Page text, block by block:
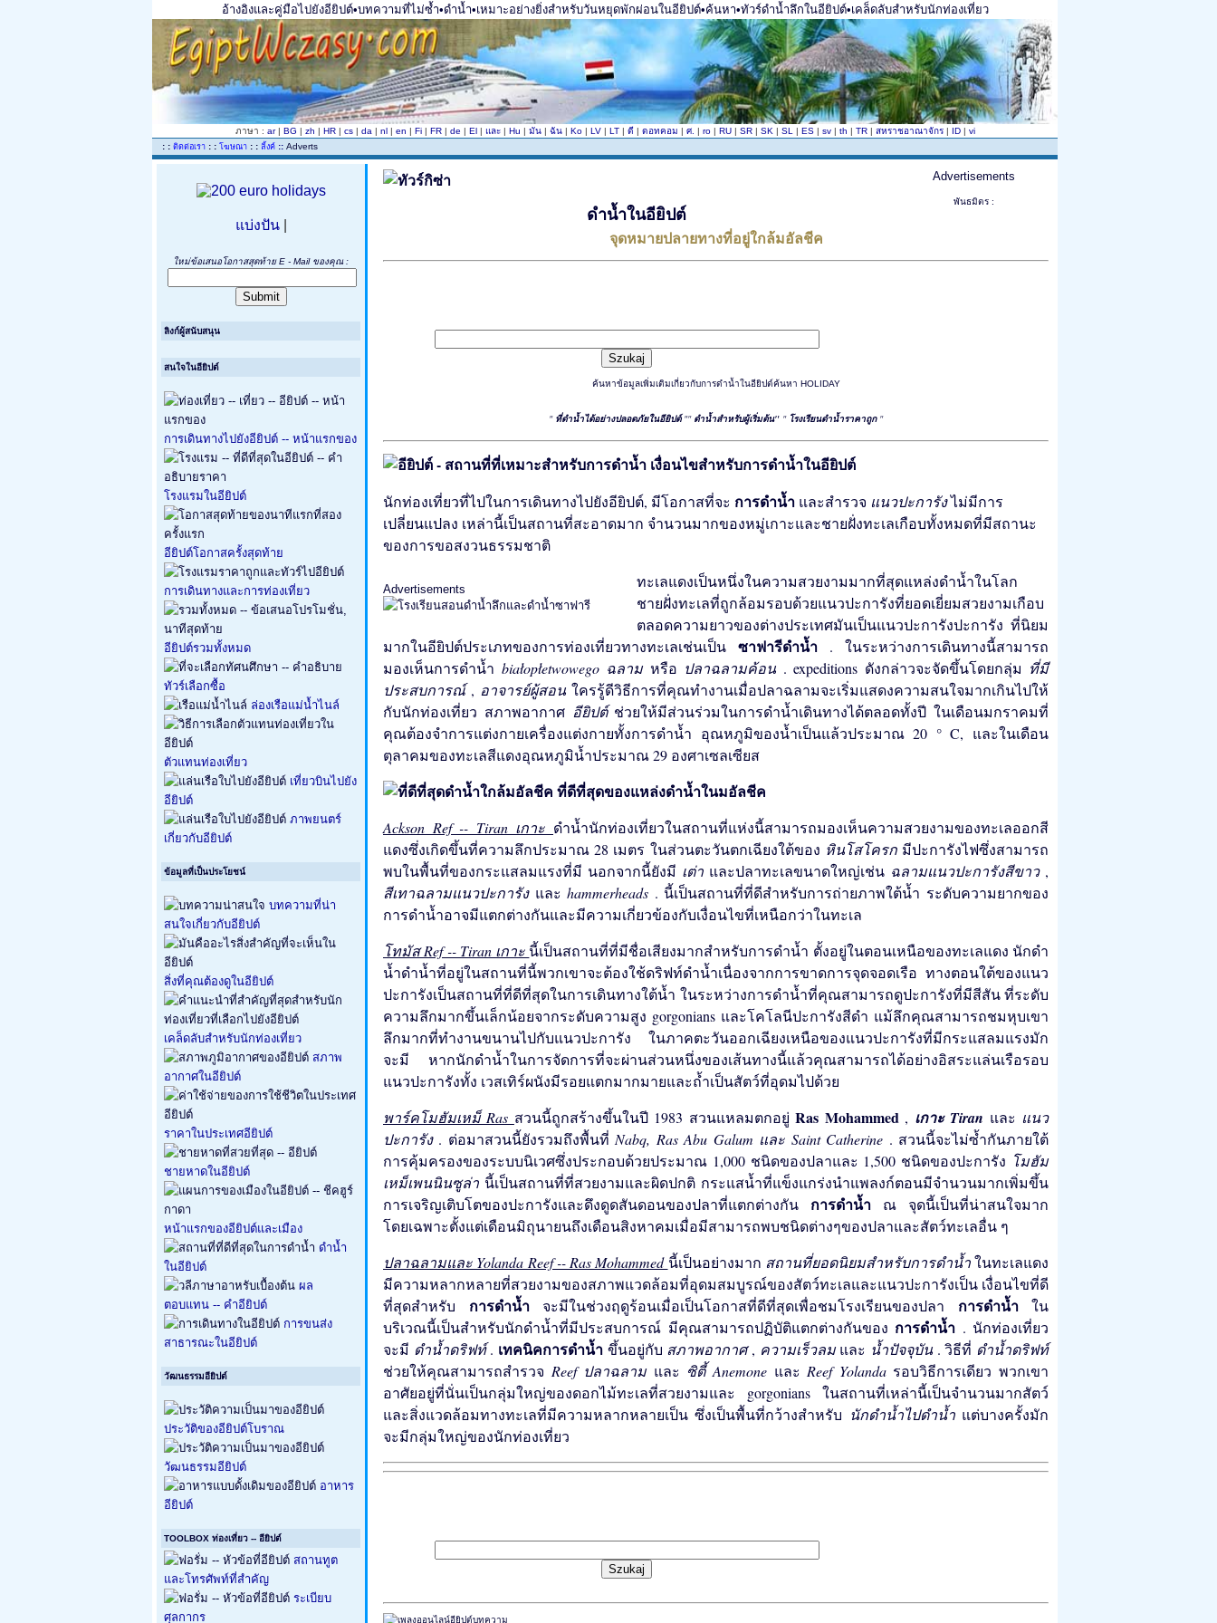
อ้างอิงและคู่มือไปยังอียิปต์•บทความที่ไม่ซ้ำ•ดำน้ำ•เหมาะอย่างยิ่งสำหรับวันหยุดพักผ่อนในอียิปต์•ค้นหา•ทัวร์ดำน้ำลึกในอียิปต์•เคล็ดลับสำหรับนักท่องเที่ยว
ภาษา : ar | BG | zh | HR | cs | da | nl | en | Fi | FR | de | El | และ | Hu | มัน | ฉัน | Ko | LV | LT | ดี | ดอทคอม | ศ. | ro | RU | SR | SK | SL | ES | sv | th | TR | สหราชอาณาจักร | ID | vi
: : ติดต่อเรา : : โฆษณา : : ลิ้งค์ :: Adverts
แบ่งปัน
ใหม่ข้อเสนอโอกาสสุดท้าย E - Mail ของคุณ :
ลิงก์ผู้สนับสนุน
สนใจในอียิปต์
การเดินทางไปยังอียิปต์ -- หน้าแรกของ
โรงแรมในอียิปต์
อียิปต์โอกาสครั้งสุดท้าย
การเดินทางและการท่องเที่ยว
อียิปต์รวมทั้งหมด
ทัวร์เลือกซื้อ
ล่องเรือแม่น้ำไนล์
ตัวแทนท่องเที่ยว
เที่ยวบินไปยัง
อียิปต์
ภาพยนตร์
เกี่ยวกับอียิปต์
ข้อมูลที่เป็นประโยชน์
บทความที่น่า
สนใจเกี่ยวกับอียิปต์
สิ่งที่คุณต้องดูในอียิปต์
เคล็ดลับสำหรับนักท่องเที่ยว
สภาพ
อากาศในอียิปต์
ราคาในประเทศอียิปต์
ชายหาดในอียิปต์
หน้าแรกของอียิปต์และเมือง
ดำน้ำ
ในอียิปต์
ผล
ตอบแทน -- คำอียิปต์
การขนส่ง
สาธารณะในอียิปต์
วัฒนธรรมอียิปต์
ประวัติของอียิปต์โบราณ
วัฒนธรรมอียิปต์
อาหาร
อียิปต์
TOOLBOX ท่องเที่ยว -- อียิปต์
สถานทูต
และโทรศัพท์ที่สำคัญ
ระเบียบ
ศุลกากร
Advertisements
พันธมิตร :
ดำน้ำในอียิปต์
จุดหมายปลายทางที่อยู่ใกล้มอัลชีค
ค้นหาข้อมูลเพิ่มเติมเกี่ยวกับการดำน้ำในอียิปต์ค้นหา HOLIDAY
" ที่ดำน้ำได้อย่างปลอดภัยในอียิปต์"" ดำน้ำสำหรับผู้เริ่มต้น" " โรงเรียนดำน้ำราคาถูก "
เงื่อนไขสำหรับการดำน้ำในอียิปต์
นักท่องเที่ยวที่ไ​​ปในการเดินทางไปยังอียิปต์, มีโอกาสที่จะ การดำน้ำ และสำรวจ แนวปะการังไม่มีการ
เปลี่ยนแปลง เหล่านี้เป็นสถานที่สะอาดมาก จำนวนมากของหมู่เกาะและชายฝั่งทะเลเกือบทั้งหมดที่มีสถานะ
ของการขอสงวนธรรมชาติ
Advertisements
ทะเลแดงเป็นหนึ่งในความสวยงามมากที่สุดแหล่งดำน้ำในโลก
ชายฝั่งทะเลที่ถูกล้อมรอบด้วยแนวปะการังที่ยอดเยี่ยมสวยงามเกือบ
ตลอดความยาวของต่างประเทศมันเป็นแนวปะการังปะการัง ที่นิยม
มากในอียิปต์ประเภทของการท่องเที่ยวทางทะเลเช่นเป็น ซาฟารีดำน้ำ . ในระหว่างการเดินทางนี้สามารถ
มองเห็นการดำน้ำ białopłetwowego ฉลาม หรือ ปลาฉลามค้อน . expeditions ดังกล่าวจะจัดขึ้นโดยกลุ่ม ที่มี
ประสบการณ์, อาจารย์ผู้สอน ใครรู้ดีวิธีการที่คุณทำงานเมื่อปลาฉลามจะเริ่มแสดงความสนใจมากเกินไปให้
กับนักท่องเที่ยว สภาพอากาศ อียิปต์ ช่วยให้มีส่วนร่วมในการดำน้ำเดินทางได้ตลอดทั้งปี ในเดือนมกราคมที่
คุณต้องจำการแต่งกายเครื่องแต่งกายทั้งการดำน้ำ อุณหภูมิของน้ำเป็นแล้วประมาณ 20 ° C, และในเดือน
ตุลาคมของทะเลสีแดงอุณหภูมิน้ำประมาณ 29 องศาเซลเซียส
ที่ดีที่สุดของแหล่งดำน้ำในมอัลชีค
Ackson Ref -- Tiran เกาะ ดำน้ำนักท่องเที่ยวในสถานที่แห่งนี้สามารถมองเห็นความสวยงามของทะเลออกสี
แดงซึ่งเกิดขึ้นที่ความลึกประมาณ 28 เมตร ในส่วนตะวันตกเฉียงใต้ของ หินโสโครก มีปะการังไฟซึ่งสามารถ
พบในพื้นที่ของกระแสลมแรงที่มี นอกจากนี้ยังมี เต่า และปลาทะเลขนาดใหญ่เช่น ฉลามแนวปะการังสีขาว ,
สีเทาฉลามแนวปะการัง และhammerheads . นี้เป็นสถานที่ที่ดีสำหรับการถ่ายภาพใต้น้ำ ระดับความยากของ
การดำน้ำอาจมีแตกต่างกันและมีความเกี่ยวข้องกับเงื่อนไขที่เหนือกว่าในทะเล
โทมัส Ref -- Tiran เกาะ นี้เป็นสถานที่ที่มีชื่อเสียงมากสำหรับการดำน้ำ ตั้งอยู่ในตอนเหนือของทะเลแดง นักดำ
น้ำดำน้ำที่อยู่ในสถานที่นี้พวกเขาจะต้องใช้ดริฟท์ดำน้ำเนื่องจากการขาดการจุดจอดเรือ ทางตอนใต้ของแนว
ปะการังเป็นสถานที่ที่ดีที่สุดในการเดินทางใต้น้ำ ในระหว่างการดำน้ำที่คุณสามารถดูปะการังที่มีสีสัน ที่ระดับ
ความลึกมากขึ้นเล็กน้อยจากระดับความสูง gorgonians และโคโลนีปะการังสีดำ แม้ลึกคุณสามารถชมหุบเขา
ลึกมากที่ทำงานขนานไปกับแนวปะการัง ในภาคตะวันออกเฉียงเหนือของแนวปะการังที่มีกระแสลมแรงมัก
จะมี หากนักดำน้ำในการจัดการที่จะผ่านส่วนหนึ่งของเส้นทางนี้แล้วคุณสามารถได้อย่างอิสระแล่นเรือรอบ
แนวปะการังทั้ง เวสเทิร์ผนังมีรอยแตกมากมายและถ้ำเป็นสัตว์ที่อุดมไปด้วย
พาร์คโมฮัมเหม็ Ras สวนนี้ถูกสร้างขึ้นในปี 1983 สวนแหลมตกอยู่Ras Mohammed , เกาะ Tiran และ แนว
ปะการัง . ต่อมาสวนนี้ยังรวมถึงพื้นที่Nabq, Ras Abu Galum และ Saint Catherine . สวนนี้จะไม่ซ้ำกันภายใต้
การคุ้มครองของระบบนิเวศซึ่งประกอบด้วยประมาณ 1,000 ชนิดของปลาและ 1,500 ชนิดของปะการัง โมฮัม
เหม็เพนนินซูล่า นี้เป็นสถานที่ที่สวยงามและผิดปกติ กระแสน้ำที่แข็งแกร่งนำแพลงก์ตอนมีจำนวนมากเพิ่มขึ้น
การเจริญเติบโตของปะการังและดึงดูดสันดอนของปลาที่แตกต่างกัน การดำน้ำ ณ จุดนี้เป็นที่น่าสนใจมาก
โดยเฉพาะตั้งแต่เดือนมิถุนายนถึงเดือนสิงหาคมเมื่อมีสามารถพบชนิดต่างๆของปลาและสัตว์ทะเลอื่น ๆ
ปลาฉลามและ Yolanda Reef -- Ras Mohammed นี้เป็นอย่างมาก สถานที่ยอดนิยมสำหรับการดำน้ำในทะเลแดง
มีความหลากหลายที่สวยงามของสภาพแวดล้อมที่อุดมสมบูรณ์ของสัตว์ทะเลและแนวปะการังเป็น เงื่อนไขที่ดี
ที่สุดสำหรับ การดำน้ำ จะมีในช่วงฤดู​​ร้อนเมื่อเป็นโอกาสที่ดีที่สุดเพื่อชมโรงเรียนของปลา การดำน้ำ ใน
บริเวณนี้เป็นสำหรับนักดำน้ำที่มีประสบการณ์ มีคุณสามารถปฏิบัติแตกต่างกันของ การดำน้ำ . นักท่องเที่ยว
จะมี ดำน้ำดริฟท์. เทคนิคการดำน้ำ ขึ้นอยู่กับ สภาพอากาศ, ความเร็วลมและ น้ำปัจจุบัน . วิธีที่ ดำน้ำดริฟท์
ช่วยให้คุณสามารถสำรวจ Reef ปลาฉลาม และ ซิตี้ Anemone และReef Yolanda รอบวิธีการเดียว พวกเขา
อาศัยอยู่ที่นั่นเป็นกลุ่มใหญ่ของดอกไม้ทะเลที่สวยงามและ gorgonians ในสถานที่เหล่านี้เป็นจำนวนมากสัตว์
และสิ่งแวดล้อมทางทะเลที่มีความหลากหลายเป็น ซึ่งเป็นพื้นที่กว้างสำหรับ นักดำน้ำไปดำน้ำ แต่บางครั้งมัก
จะมีกลุ่มใหญ่ของนักท่องเที่ยว